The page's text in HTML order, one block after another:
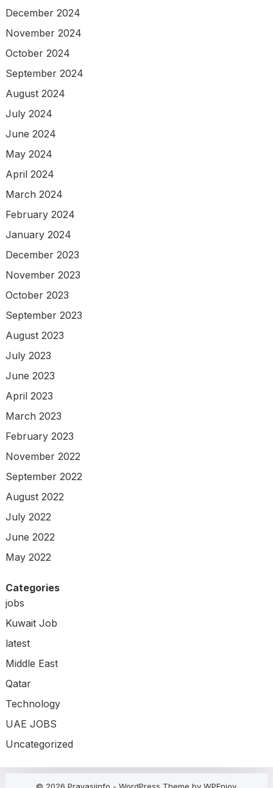
December 2024
November 2024
October 2024
September 2024
August 2024
July 2024
June 2024
May 2024
April 2024
March 2024
February 2024
January 2024
December 2023
November 2023
October 2023
September 2023
August 2023
July 2023
June 2023
April 2023
March 2023
February 2023
November 2022
September 2022
August 2022
July 2022
June 2022
May 2022
Categories
jobs
Kuwait Job
latest
Middle East
Qatar
Technology
UAE JOBS
Uncategorized